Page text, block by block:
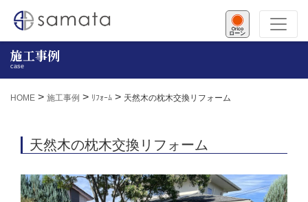
ローン
施工事例
case
HOME > 施工事例 > ﾘﾌｫｰﾑ > 天然木の枕木交換リフォーム
天然木の枕木交換リフォーム